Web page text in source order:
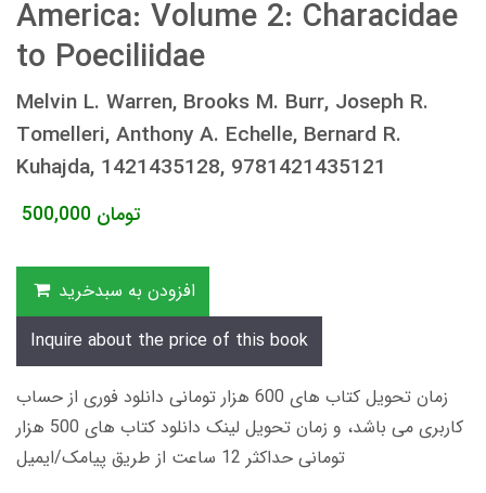
America: Volume 2: Characidae
to Poeciliidae
Melvin L. Warren, Brooks M. Burr, Joseph R.
Tomelleri, Anthony A. Echelle, Bernard R.
Kuhajda, 1421435128, 9781421435121
500,000 تومان
افزودن به سبدخرید
Inquire about the price of this book
زمان تحویل کتاب های 600 هزار تومانی دانلود فوری از حساب
کاربری می باشد، و زمان تحویل لینک دانلود کتاب های 500 هزار
تومانی حداکثر 12 ساعت از طریق پیامک/ایمیل